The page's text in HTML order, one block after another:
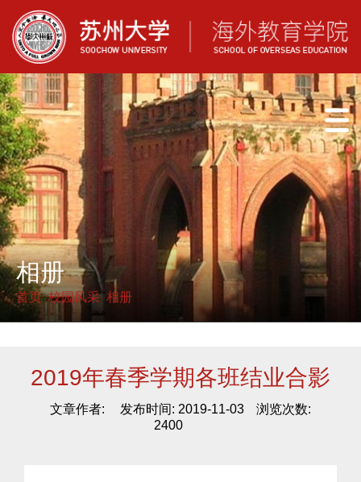
相册
首页 校园风采 相册
2019年春季学期各班结业合影
文章作者: 发布时间: 2019-11-03
浏览次数:
2400